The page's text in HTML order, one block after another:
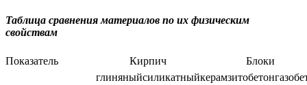
Таблица сравнения материалов по их физическим
свойствам
Показатель Кирпич
Блоки
глиняныйсиликатныйкерамзитобетон